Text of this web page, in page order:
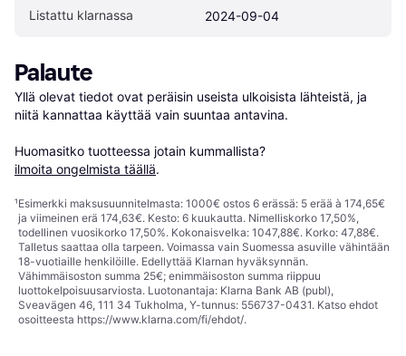
Listattu klarnassa 2024-09-04
Palaute
Yllä olevat tiedot ovat peräisin useista ulkoisista lähteistä, ja
niitä kannattaa käyttää vain suuntaa antavina.
Huomasitko tuotteessa jotain kummallista?
ilmoita ongelmista täällä.
¹Esimerkki maksusuunnitelmasta: 1000€ ostos 6 erässä: 5 erää à 174,65€
ja viimeinen erä 174,63€. Kesto: 6 kuukautta. Nimelliskorko 17,50%,
todellinen vuosikorko 17,50%. Kokonaisvelka: 1047,88€. Korko: 47,88€.
Talletus saattaa olla tarpeen. Voimassa vain Suomessa asuville vähintään
18-vuotiaille henkilöille. Edellyttää Klarnan hyväksynnän.
Vähimmäisoston summa 25€; enimmäisoston summa riippuu
luottokelpoisuusarviosta. Luotonantaja: Klarna Bank AB (publ),
Sveavägen 46, 111 34 Tukholma, Y-tunnus: 556737-0431. Katso ehdot
osoitteesta https://www.klarna.com/fi/ehdot/.